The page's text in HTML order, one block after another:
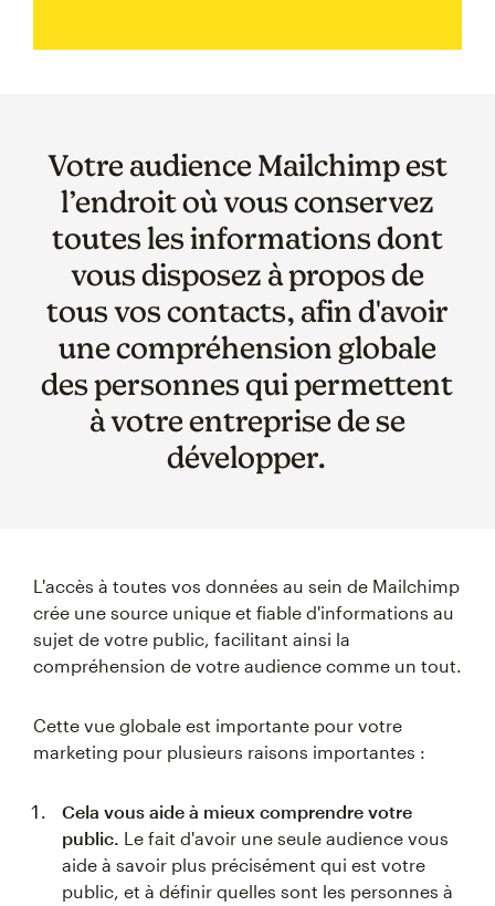
Votre audience Mailchimp est
l’endroit où vous conservez
toutes les informations dont
vous disposez à propos de
tous vos contacts, afin d'avoir
une compréhension globale
des personnes qui permettent
à votre entreprise de se
développer.
L'accès à toutes vos données au sein de Mailchimp
crée une source unique et fiable d'informations au
sujet de votre public, facilitant ainsi la
compréhension de votre audience comme un tout.
Cette vue globale est importante pour votre
marketing pour plusieurs raisons importantes :
Cela vous aide à mieux comprendre votre
public. Le fait d'avoir une seule audience vous
aide à savoir plus précisément qui est votre
public, et à définir quelles sont les personnes à